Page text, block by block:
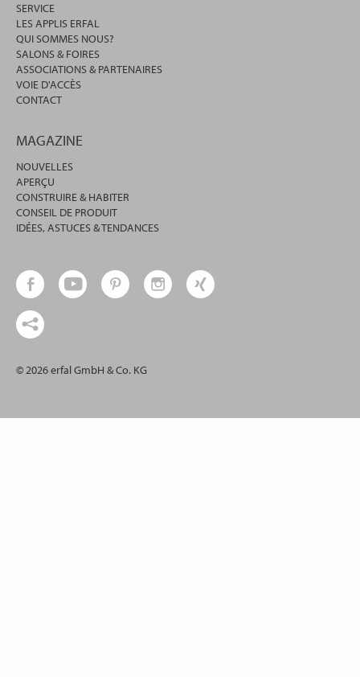
SERVICE
LES APPLIS ERFAL
QUI SOMMES NOUS?
SALONS & FOIRES
ASSOCIATIONS & PARTENAIRES
VOIE D'ACCÈS
CONTACT
MAGAZINE
NOUVELLES
APERÇU
CONSTRUIRE & HABITER
CONSEIL DE PRODUIT
IDÉES, ASTUCES & TENDANCES
© 2026 erfal GmbH & Co. KG